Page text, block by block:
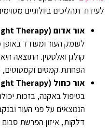
לעידוד תהליכים ביולוגיים
אור אדום (Red Light Therapy):
לעומק העור ומעודד
קולגן ואלסטין. התוצאה
הפחתת קמטים וקמטוטים,
אור כחול (Blue Light Therapy):
בטיפול באקנה, בזכות
הנמצאים על פני העור
דלקות, איזון הפרשת סבום